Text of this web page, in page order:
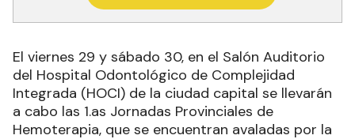
El viernes 29 y sábado 30, en el Salón Auditorio
del Hospital Odontológico de Complejidad
Integrada (HOCI) de la ciudad capital se llevarán
a cabo las 1.as Jornadas Provinciales de
Hemoterapia, que se encuentran avaladas por la